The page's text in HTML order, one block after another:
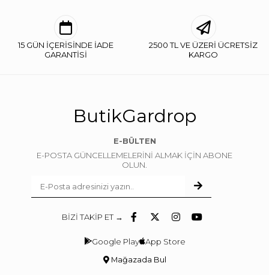
15 GÜN İÇERİSİNDE İADE
GARANTİSİ
2500 TL VE ÜZERİ ÜCRETSİZ
KARGO
ButikGardrop
E-BÜLTEN
E-POSTA GÜNCELLEMELERİNİ ALMAK İÇİN ABONE
OLUN.
BİZİ TAKİP ET →
Google Play App Store
Mağazada Bul